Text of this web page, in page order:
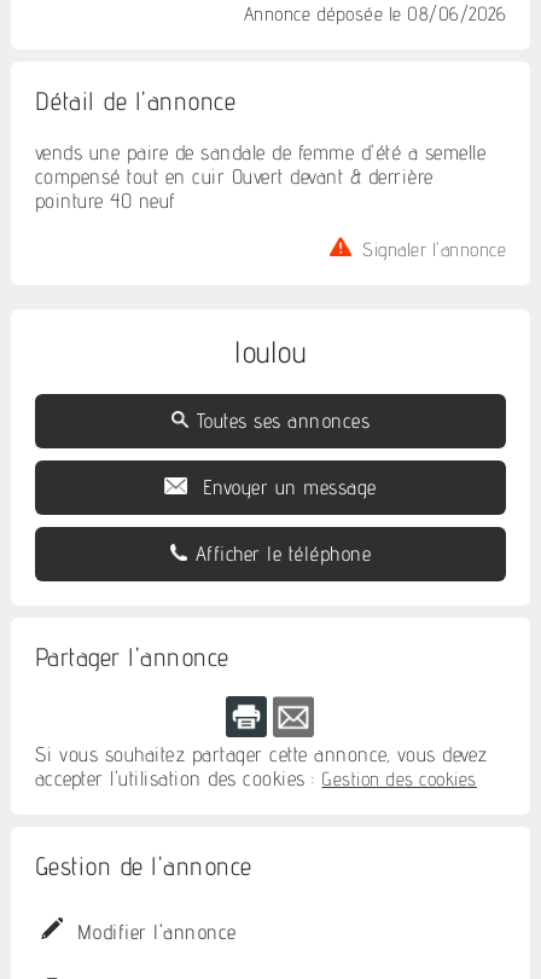
Annonce déposée le 08/06/2026
Détail de l'annonce
vends une paire de sandale de femme d'été a semelle
compensé tout en cuir Ouvert devant & derrière
pointure 40 neuf
Signaler l'annonce
loulou
Toutes ses annonces
Envoyer un message
Afficher le téléphone
Partager l'annonce
Si vous souhaitez partager cette annonce, vous devez
accepter l'utilisation des cookies : Gestion des cookies
Gestion de l'annonce
Modifier l'annonce